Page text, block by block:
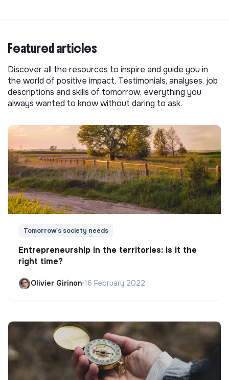
Featured articles
Discover all the resources to inspire and guide you in
the world of positive impact. Testimonials, analyses, job
descriptions and skills of tomorrow, everything you
always wanted to know without daring to ask.
Tomorrow's society needs
Entrepreneurship in the territories: is it the
right time?
Olivier Girinon•16 February 2022